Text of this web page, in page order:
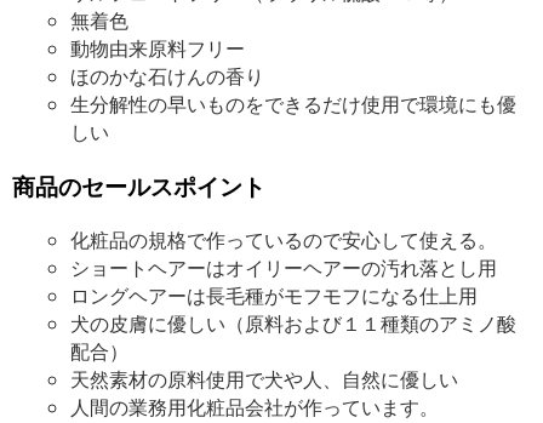
無着色
動物由来原料フリー
ほのかな石けんの香り
生分解性の早いものをできるだけ使用で環境にも優
しい
商品のセールスポイント
化粧品の規格で作っているので安心して使える。
ショートヘアーはオイリーヘアーの汚れ落とし用
ロングヘアーは長毛種がモフモフになる仕上用
犬の皮膚に優しい（原料および１１種類のアミノ酸
配合）
天然素材の原料使用で犬や人、自然に優しい
人間の業務用化粧品会社が作っています。